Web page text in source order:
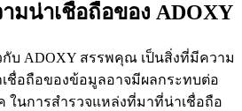
มน่าเชื่อถือของ ADOXY
บ ADOXY สรรพคุณ เป็นสิ่งที่มีความ
ชื่อถือของข้อมูลอาจมีผลกระทบต่อ
ในการสำรวจแหล่งที่มาที่น่าเชื่อถือ